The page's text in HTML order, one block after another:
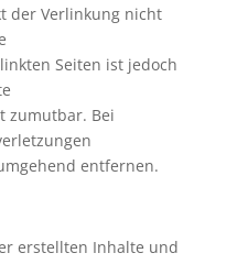
der Verlinkung nicht
Seiten ist jedoch
zumutbar. Bei
entfernen.
erstellten Inhalte und